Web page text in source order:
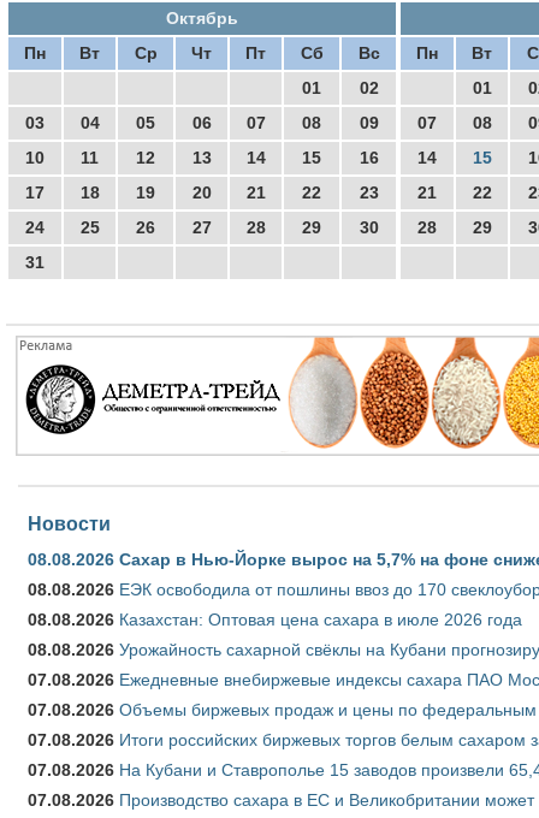
Октябрь
Пн
Вт Ср Чт Пт Сб
Вс
01
02
03
04 05 06 07 08
09
10
11 12 13 14 15
16
17
18 19 20 21 22
23
24
25 26 27 28 29
30
31
Пн Вт
01
07
08
14
15
21
22
28
29
Новости
08.08.2026 Сахар в Нью-Йорке вырос на 5,7% на фоне
08.08.2026 ЕЭК освободила от пошлины ввоз до 170
08.08.2026 Казахстан: Оптовая цена сахара в июле 2026 года
08.08.2026 Урожайность сахарной свёклы на Кубани
07.08.2026 Ежедневные внебиржевые индексы сахара ПАО
07.08.2026 Объемы биржевых продаж и цены по федеральным
07.08.2026 Итоги российских биржевых торгов белым сахаром
07.08.2026 На Кубани и Ставрополье 15 заводов произвели
07.08.2026 Производство сахара в ЕС и Великобритании